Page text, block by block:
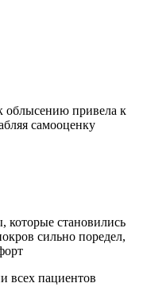
облысению привела к
самооценку
которые становились
сильно поредел,
всех пациентов